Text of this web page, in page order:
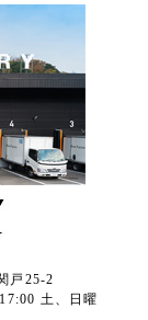
戸25-2
土、日曜